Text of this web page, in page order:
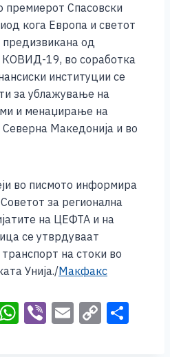
премиерот Спасовски
кога Европа и светот
предизвикана од
КОВИД-19, во соработка
институции се
за ублажување на
и менаџирање на
Македонија и во
во писмото информира
за регионална
на ЦЕФТА и на
се утврдуваат
на стоки во
Унија./Макфакс
W Vi E C